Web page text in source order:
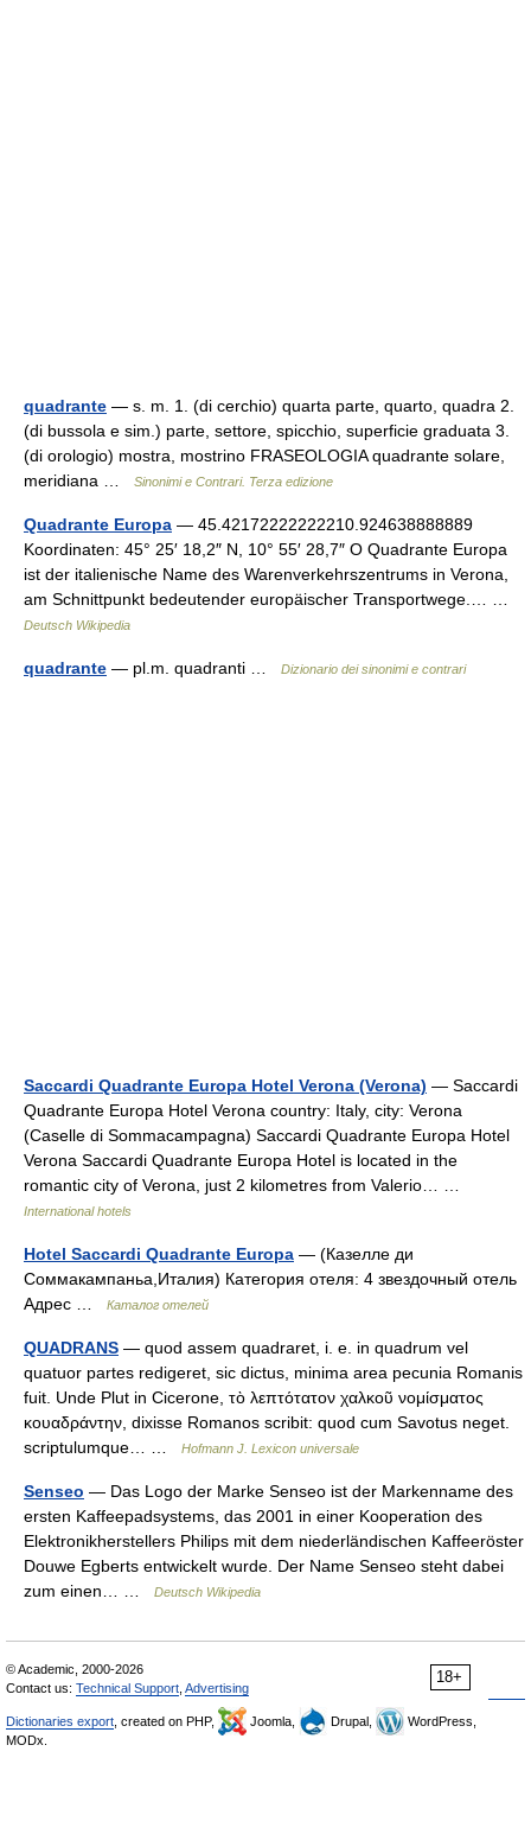
quadrante — s. m. 1. (di cerchio) quarta parte, quarto, quadra 2.
(di bussola e sim.) parte, settore, spicchio, superficie graduata 3.
(di orologio) mostra, mostrino FRASEOLOGIA quadrante solare,
meridiana …
Sinonimi e Contrari. Terza edizione
Quadrante Europa — 45.42172222222210.924638888889
Koordinaten: 45° 25′ 18,2″ N, 10° 55′ 28,7″ O Quadrante Europa
ist der italienische Name des Warenverkehrszentrums in Verona,
am Schnittpunkt bedeutender europäischer Transportwege.… …
Deutsch Wikipedia
quadrante — pl.m. quadranti … Dizionario dei sinonimi e contrari
Saccardi Quadrante Europa Hotel Verona (Verona) — Saccardi
Quadrante Europa Hotel Verona country: Italy, city: Verona
(Caselle di Sommacampagna) Saccardi Quadrante Europa Hotel
Verona Saccardi Quadrante Europa Hotel is located in the
romantic city of Verona, just 2 kilometres from Valerio… …
International hotels
Hotel Saccardi Quadrante Europa — (Казелле ди
Соммакампаньа,Италия) Категория отеля: 4 звездочный отель
Адрес …
Каталог отелей
QUADRANS — quod assem quadraret, i. e. in quadrum vel
quatuor partes redigeret, sic dictus, minima area pecunia Romanis
fuit. Unde Plut in Cicerone, τὸ λεπτότατον χαλκοῦ νομίσματος
κουαδράντην, dixisse Romanos scribit: quod cum Savotus neget.
scriptulumque… …
Hofmann J. Lexicon universale
Senseo — Das Logo der Marke Senseo ist der Markenname des
ersten Kaffeepadsystems, das 2001 in einer Kooperation des
Elektronikherstellers Philips mit dem niederländischen Kaffeeröster
Douwe Egberts entwickelt wurde. Der Name Senseo steht dabei
zum einen… …
Deutsch Wikipedia
18+
© Academic, 2000-2026
Contact us: Technical Support Advertising
Dictionaries export , created on PHP, Joomla, Drupal,
WordPress,
MODx.